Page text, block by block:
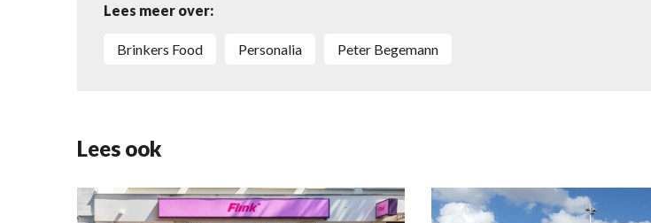
Lees meer over:
Brinkers Food Personalia Peter Begemann
Lees ook